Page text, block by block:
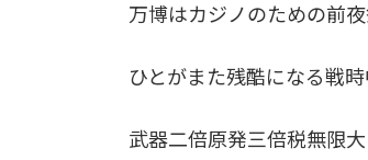
万博はカジノのため
ひとがまた残酷に
武器二倍原発三倍税